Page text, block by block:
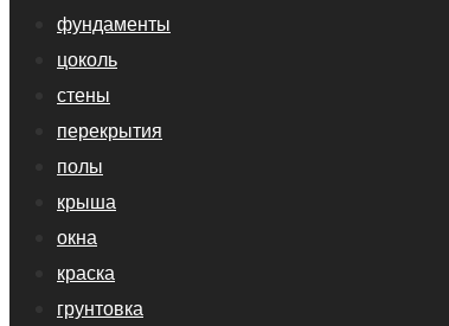
фундаменты
цоколь
стены
перекрытия
полы
крыша
окна
краска
грунтовка